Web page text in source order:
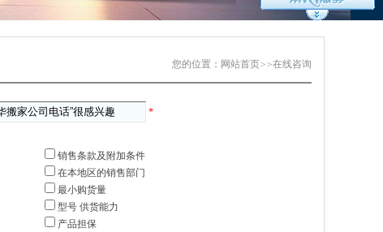
您的位置： 网站首页>>在线咨询
*
销售条款及附加条件
在本地区的销售部门
最小购货量
型号 供货能力
产品担保